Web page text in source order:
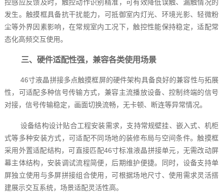
控感应反馈及时，触控动作识别精准，可有效降低误触、漏触情况的
发生。触摸框具备抗干扰能力，可抵御室内灯光、环境光影、轻微粉
尘等外界因素影响，在常规室内工况下，触控性能保持稳定，适配常
态化高频交互使用。
三、硬件适配性强，兼容各类使用场景
46寸液晶拼接多点触摸框屏的硬件架构具备良好的兼容性与拓展
性，可适配多种信号传输方式，兼容主流播放设备、控制终端的信号
对接，信号传输稳定，画面切换流畅，无卡顿、断连等异常情况。
设备结构设计贴合工程安装需求，支持常规壁挂、嵌入式、机柜
式等多种安装方式，可适配不同场地的装修布局与空间条件。触摸框
采用外置适配结构，可直接匹配46寸标准液晶拼接单元，无需改动屏
幕主体结构，安装调试流程简便，后期维护便捷。同时，设备支持单
屏独立使用与多屏拼接组合使用，可根据场地尺寸、使用需求灵活搭
建展示交互系统，场景适配灵活性高。